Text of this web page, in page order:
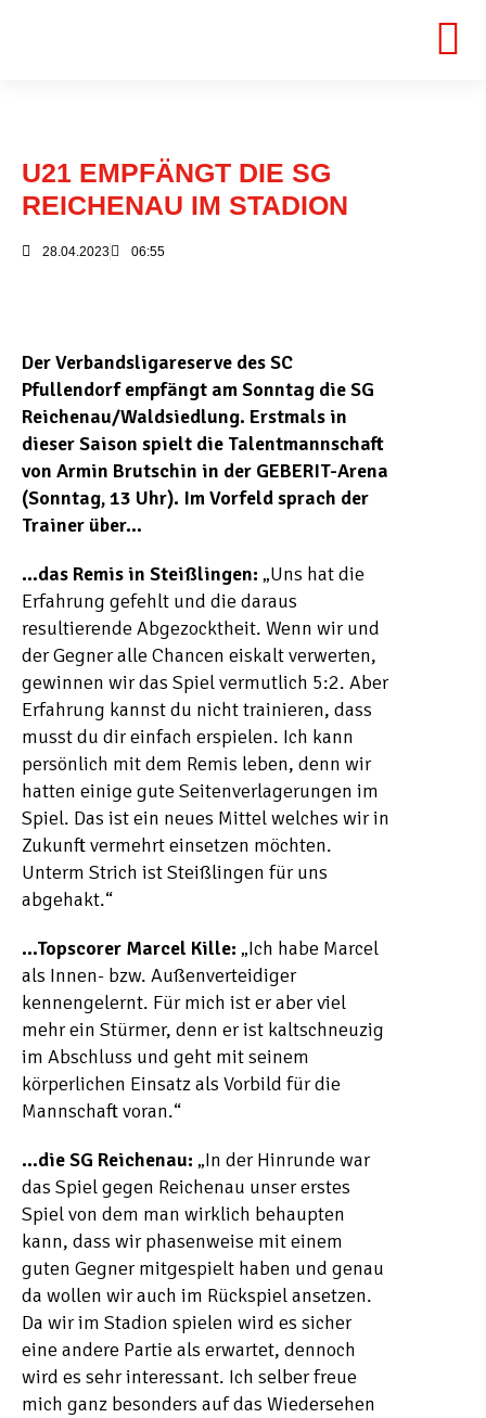
U21 EMPFÄNGT DIE SG
REICHENAU IM STADION
28.04.2023 06:55
Der Verbandsligareserve des SC
Pfullendorf empfängt am Sonntag die SG
Reichenau/Waldsiedlung. Erstmals in
dieser Saison spielt die Talentmannschaft
von Armin Brutschin in der GEBERIT-Arena
(Sonntag, 13 Uhr). Im Vorfeld sprach der
Trainer über…
…das Remis in Steißlingen: „Uns hat die
Erfahrung gefehlt und die daraus
resultierende Abgezocktheit. Wenn wir und
der Gegner alle Chancen eiskalt verwerten,
gewinnen wir das Spiel vermutlich 5:2. Aber
Erfahrung kannst du nicht trainieren, dass
musst du dir einfach erspielen. Ich kann
persönlich mit dem Remis leben, denn wir
hatten einige gute Seitenverlagerungen im
Spiel. Das ist ein neues Mittel welches wir in
Zukunft vermehrt einsetzen möchten.
Unterm Strich ist Steißlingen für uns
abgehakt.“
…Topscorer Marcel Kille: „Ich habe Marcel
als Innen- bzw. Außenverteidiger
kennengelernt. Für mich ist er aber viel
mehr ein Stürmer, denn er ist kaltschneuzig
im Abschluss und geht mit seinem
körperlichen Einsatz als Vorbild für die
Mannschaft voran.“
…die SG Reichenau: „In der Hinrunde war
das Spiel gegen Reichenau unser erstes
Spiel von dem man wirklich behaupten
kann, dass wir phasenweise mit einem
guten Gegner mitgespielt haben und genau
da wollen wir auch im Rückspiel ansetzen.
Da wir im Stadion spielen wird es sicher
eine andere Partie als erwartet, dennoch
wird es sehr interessant. Ich selber freue
mich ganz besonders auf das Wiedersehen